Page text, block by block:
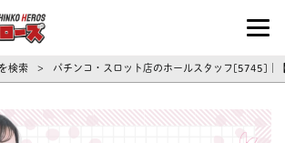
パチンコ求人・転職ならパチンコヒーロ
検索 > パチンコ・スロット店のホールスタッフ[5745]